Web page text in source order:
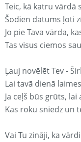
Teic, kā katru vārdā
Šodien datums ļoti
Jo pie Tava vārda,
Tas visus ciemos
Ļauj novēlēt Tev -
Lai tavā dienā
Ja ceļš būs grūts,
Kas roku sniedz un
Vai Tu zināji, ka